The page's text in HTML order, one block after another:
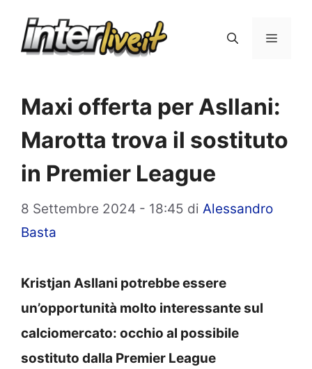
Menu
Maxi offerta per Asllani:
Marotta trova il sostituto
in Premier League
8 Settembre 2024 - 18:45 di Alessandro
Basta
Kristjan Asllani potrebbe essere
un’opportunità molto interessante sul
calciomercato: occhio al possibile
sostituto dalla Premier League